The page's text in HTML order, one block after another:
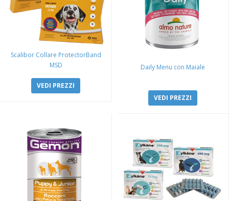
Scalibor Collare ProtectorBand
MSD
VEDI PREZZI
Daily Menu con Maiale
VEDI PREZZI